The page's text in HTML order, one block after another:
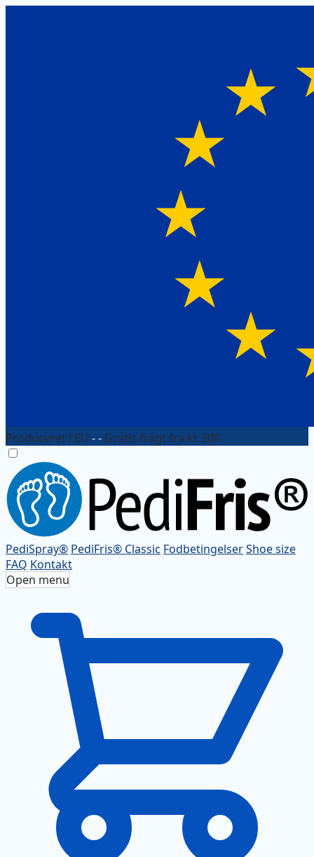
Produceret i EU - - Gratis fragt fra kr 300
PediSpray® PediFris® Classic FodbetingelserShoe size
FAQ Kontakt
Open menu